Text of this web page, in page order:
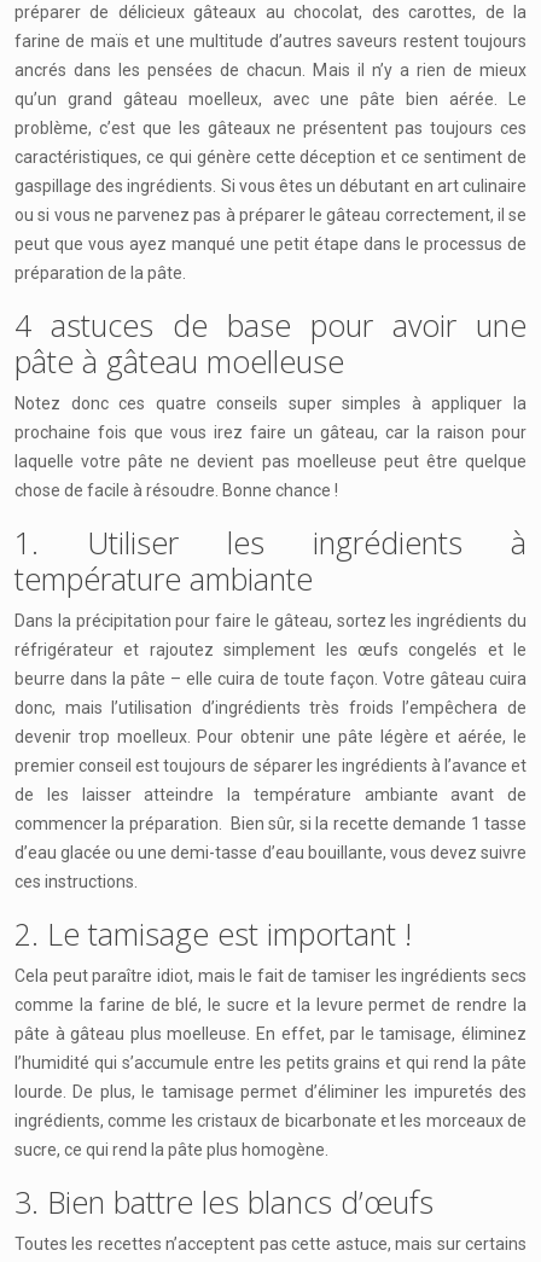
préparer de délicieux gâteaux au chocolat, des carottes, de la
farine de maïs et une multitude d’autres saveurs restent toujours
ancrés dans les pensées de chacun. Mais il n’y a rien de mieux
qu’un grand gâteau moelleux, avec une pâte bien aérée. Le
problème, c’est que les gâteaux ne présentent pas toujours ces
caractéristiques, ce qui génère cette déception et ce sentiment de
gaspillage des ingrédients. Si vous êtes un débutant en art culinaire
ou si vous ne parvenez pas à préparer le gâteau correctement, il se
peut que vous ayez manqué une petit étape dans le processus de
préparation de la pâte.
4 astuces de base pour avoir une
pâte à gâteau moelleuse
Notez donc ces quatre conseils super simples à appliquer la
prochaine fois que vous irez faire un gâteau, car la raison pour
laquelle votre pâte ne devient pas moelleuse peut être quelque
chose de facile à résoudre. Bonne chance !
1. Utiliser les ingrédients à
température ambiante
Dans la précipitation pour faire le gâteau, sortez les ingrédients du
réfrigérateur et rajoutez simplement les œufs congelés et le
beurre dans la pâte – elle cuira de toute façon. Votre gâteau cuira
donc, mais l’utilisation d’ingrédients très froids l’empêchera de
devenir trop moelleux. Pour obtenir une pâte légère et aérée, le
premier conseil est toujours de séparer les ingrédients à l’avance et
de les laisser atteindre la température ambiante avant de
commencer la préparation. Bien sûr, si la recette demande 1 tasse
d’eau glacée ou une demi-tasse d’eau bouillante, vous devez suivre
ces instructions.
2. Le tamisage est important !
Cela peut paraître idiot, mais le fait de tamiser les ingrédients secs
comme la farine de blé, le sucre et la levure permet de rendre la
pâte à gâteau plus moelleuse. En effet, par le tamisage, éliminez
l’humidité qui s’accumule entre les petits grains et qui rend la pâte
lourde. De plus, le tamisage permet d’éliminer les impuretés des
ingrédients, comme les cristaux de bicarbonate et les morceaux de
sucre, ce qui rend la pâte plus homogène.
3. Bien battre les blancs d’œufs
Toutes les recettes n’acceptent pas cette astuce, mais sur certains